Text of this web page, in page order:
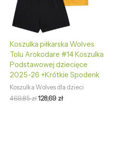
Koszulka piłkarska Wolves
Tolu Arokodare #14 Koszulka
Podstawowej dziecięce
2025-26 +Krótkie Spodenk
Koszulka Wolves dla dzieci
469,85zł128,69 zł